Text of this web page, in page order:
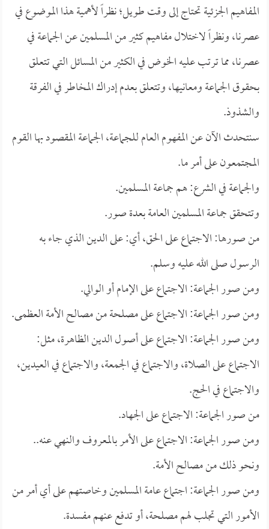
المفاهيم الجزئية تحتاج إلى وقت طويل؛ نظراً لأهمية هذا الموضوع في
عصرنا، ونظراً لاختلال مفاهيم كثير من المسلمين عن الجماعة في
عصرنا، مما ترتب عليه الخوض في الكثير من المسائل التي تتعلق
بحقوق الجماعة ومعانيها، وتتعلق بعدم إدراك المخاطر في الفرقة
والشذوذ.
سنتحدث الآن عن المفهوم العام للجماعة، الجماعة المقصود بها القوم
المجتمعون على أمر ما.
والجماعة في الشرع: هم جماعة المسلمين.
وتتحقق جماعة المسلمين العامة بعدة صور.
من صورها: الاجتماع على الحق، أي: على الدين الذي جاء به
الرسول صلى الله عليه وسلم.
ومن صور الجماعة: الاجتماع على الإمام أو الوالي.
ومن صور الجماعة: الاجتماع على مصلحة من مصالح الأمة العظمى.
ومن صور الجماعة: الاجتماع على أصول الدين الظاهرة، مثل:
الاجتماع على الصلاة، والاجتماع في الجمعة، والاجتماع في العيدين،
والاجتماع في الحج.
من صور الجماعة: الاجتماع على الجهاد.
ومن صور الجماعة: الاجتماع على الأمر بالمعروف والنهي عنه..
ونحو ذلك من مصالح الأمة.
ومن صور الجماعة: اجتماع عامة المسلمين وخاصتهم على أي أمر من
الأمور التي تجلب لهم مصلحة، أو تدفع عنهم مفسدة.